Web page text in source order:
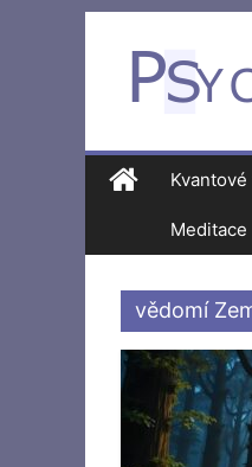
Meditace
vědomí